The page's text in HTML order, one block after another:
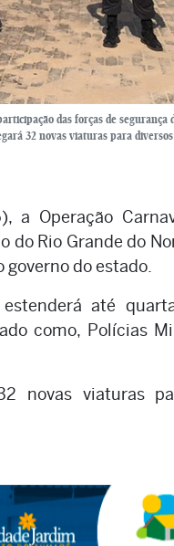
das forças de segurança
32 novas viaturas para
a Operação
do Rio Grande do
do estado.
até
como, Polícias
novas viaturas